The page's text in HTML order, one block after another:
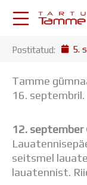
Drive
Postitatud: 5.
Tamme
16. septembril.
12. september
seitsmel
lauatennist.